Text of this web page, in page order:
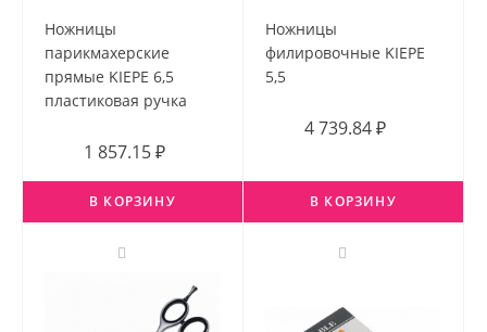
Ножницы
парикмахерские
прямые KIEPE 6,5
пластиковая ручка
1 857.15 ₽
В КОРЗИНУ
Ножницы
филировочные KIEPE
5,5
4 739.84 ₽
В КОРЗИНУ